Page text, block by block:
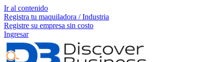
Ir al contenido
Registra tu maquiladora / Industria
Registre su empresa sin costo
Ingresar